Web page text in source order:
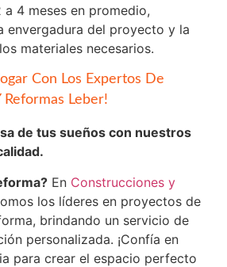
4 meses en promedio,
envergadura del proyecto y la
materiales necesarios.
Con Los Expertos De
Leber!
de tus sueños con nuestros
En Construcciones y
los líderes en proyectos de
brindando un servicio de
personalizada. ¡Confía en
para crear el espacio perfecto